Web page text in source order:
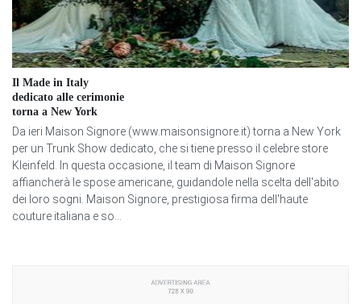
Il Made in Italy
dedicato alle cerimonie
torna a New York
Da ieri Maison Signore (www.maisonsignore.it) torna a New York
per un Trunk Show dedicato, che si tiene presso il celebre store
Kleinfeld. In questa occasione, il team di Maison Signore
affiancherà le spose americane, guidandole nella scelta dell'abito
dei loro sogni. Maison Signore, prestigiosa firma dell'haute
couture italiana e so...